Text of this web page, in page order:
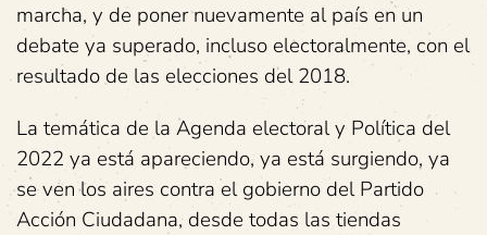
marcha, y de poner nuevamente al país en un
debate ya superado, incluso electoralmente, con el
resultado de las elecciones del 2018.
La temática de la Agenda electoral y Política del
2022 ya está apareciendo, ya está surgiendo, ya
se ven los aires contra el gobierno del Partido
Acción Ciudadana, desde todas las tiendas